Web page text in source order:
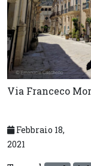
Via Franceco
Febbraio 18,
2021